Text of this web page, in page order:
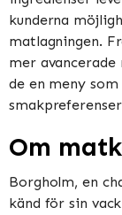
kunderna
matlagningen.
mer
de en meny
Om
Borgholm, en
känd för sin